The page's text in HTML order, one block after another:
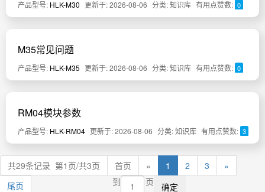
产品型号: HLK-M30 更新于: 2026-08-06 分类: 知识库 有用点赞数: 0
M35常见问题
产品型号: HLK-M35 更新于: 2026-08-06 分类: 知识库 有用点赞数: 0
RM04模块参数
产品型号: HLK-RM04 更新于: 2026-08-06 分类: 知识库 有用点赞数: 3
共29条记录 第1页/共3页 首页 « 1 2 3
»
尾页
到 页